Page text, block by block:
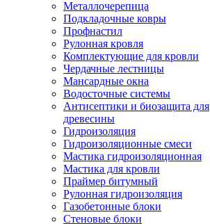
Металлочерепица
Подкладочные ковры
Профнастил
Рулонная кровля
Комплектующие для кровли
Чердачные лестницы
Мансардные окна
Водосточные системы
Антисептики и биозащита для
древесины
Гидроизоляция
Гидроизоляционные смеси
Мастика гидроизоляционная
Мастика для кровли
Праймер битумный
Рулонная гидроизоляция
Газобетонные блоки
Стеновые блоки